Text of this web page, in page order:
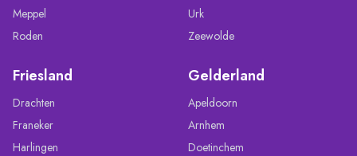
Meppel
Roden
Urk
Zeewolde
Friesland
Drachten
Franeker
Harlingen
Gelderland
Apeldoorn
Arnhem
Doetinchem